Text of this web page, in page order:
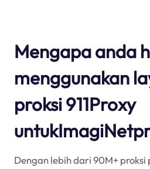
Mengapa anda
menggunakan
proksi 911Proxy
Dengan lebih dari 90M+